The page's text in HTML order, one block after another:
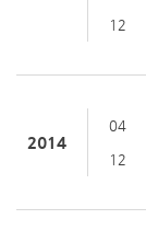
12
2014
04
12